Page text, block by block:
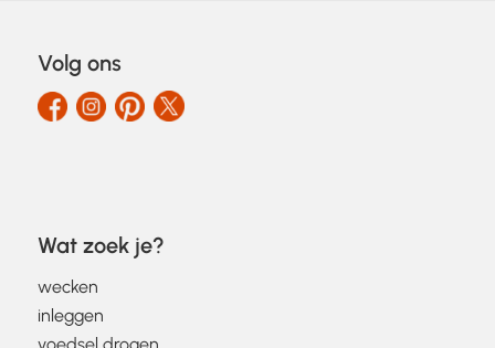
Volg ons
Wat zoek je?
wecken
inleggen